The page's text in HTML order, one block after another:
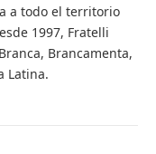
a todo el territorio
1997, Fratelli
Brancamenta,
Latina.